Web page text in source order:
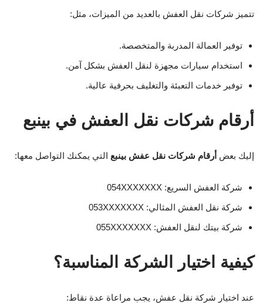
تتميز شركات نقل العفش بالعديد من الميزات، مثل:
توفير العمالة المدربة والمتخصصة.
استخدام سيارات مجهزة لنقل العفش بشكل آمن.
توفير خدمات التعبئة والتغليف بحرفية عالية.
أرقام شركات نقل العفش في بينبع
إليك بعض أرقام شركات نقل عفش بينبع التي يمكنك التواصل معها:
شركة العفش السريع: 054XXXXXXX
شركة نقل العفش المثالي: 053XXXXXXX
شركة بيتك لنقل العفش: 055XXXXXXX
كيفية اختيار الشركة المناسبة؟
عند اختيار شركة نقل عفش، يجب مراعاة عدة نقاط: